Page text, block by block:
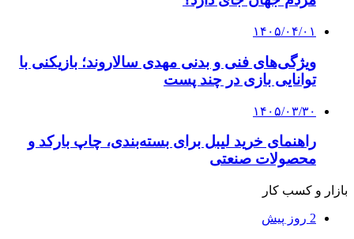
۱۴۰۵/۰۴/۰۱
ویژگی‌های فنی و بدنی مهدی سالاروند؛ بازیکنی با
توانایی بازی در چند پست
۱۴۰۵/۰۳/۳۰
راهنمای خرید لیبل برای بسته‌بندی، چاپ بارکد و
محصولات صنعتی
بازار و کسب کار
2 روز پیش